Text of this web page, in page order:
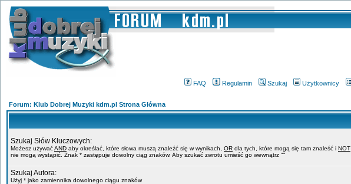
FAQ Regulamin Szukaj Użytkownicy
Forum: Klub Dobrej Muzyki kdm.pl Strona Główna
Szukaj Słów Kluczowych:
Możesz używaćAND aby określać, które słowa muszą znaleźć się w wynikach, OR dla tych, które mogą się tam znaleść i NOT
nie mogą wystąpić. Znak * zastępuje dowolny ciąg znaków. Aby szukać zwrotu umieść go wewnątrz ""
Szukaj Autora:
Użyj * jako zamiennika dowolnego ciągu znaków